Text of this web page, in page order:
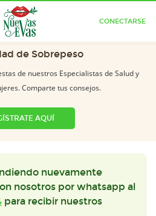
CONECTARSE
de Sobrepeso
de nuestros Especialistas de Salud y
Comparte tus consejos.
AQUÍ
nuevamente
nosotros por whatsapp al
para recibir nuestros